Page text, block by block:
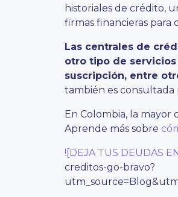
historiales de crédito,
firmas financieras para
Las centrales de
otro tipo de
suscripción, entre
también es consultada
En Colombia, la mayor
Aprende más sobre
![DEJA TUS DEUDAS
creditos-go-bravo?